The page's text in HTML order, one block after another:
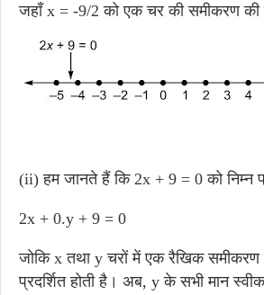
जहाँ x = -9/2 को एक चर की समीकरण की
(ii) हम जानते हैं कि 2x + 9 = 0 को निम्न
2x + 0.y + 9 = 0
जोकि x तथा y चरों में एक रैखिक समीकरण
प्रदर्शित होती है। अब, y के सभी मान